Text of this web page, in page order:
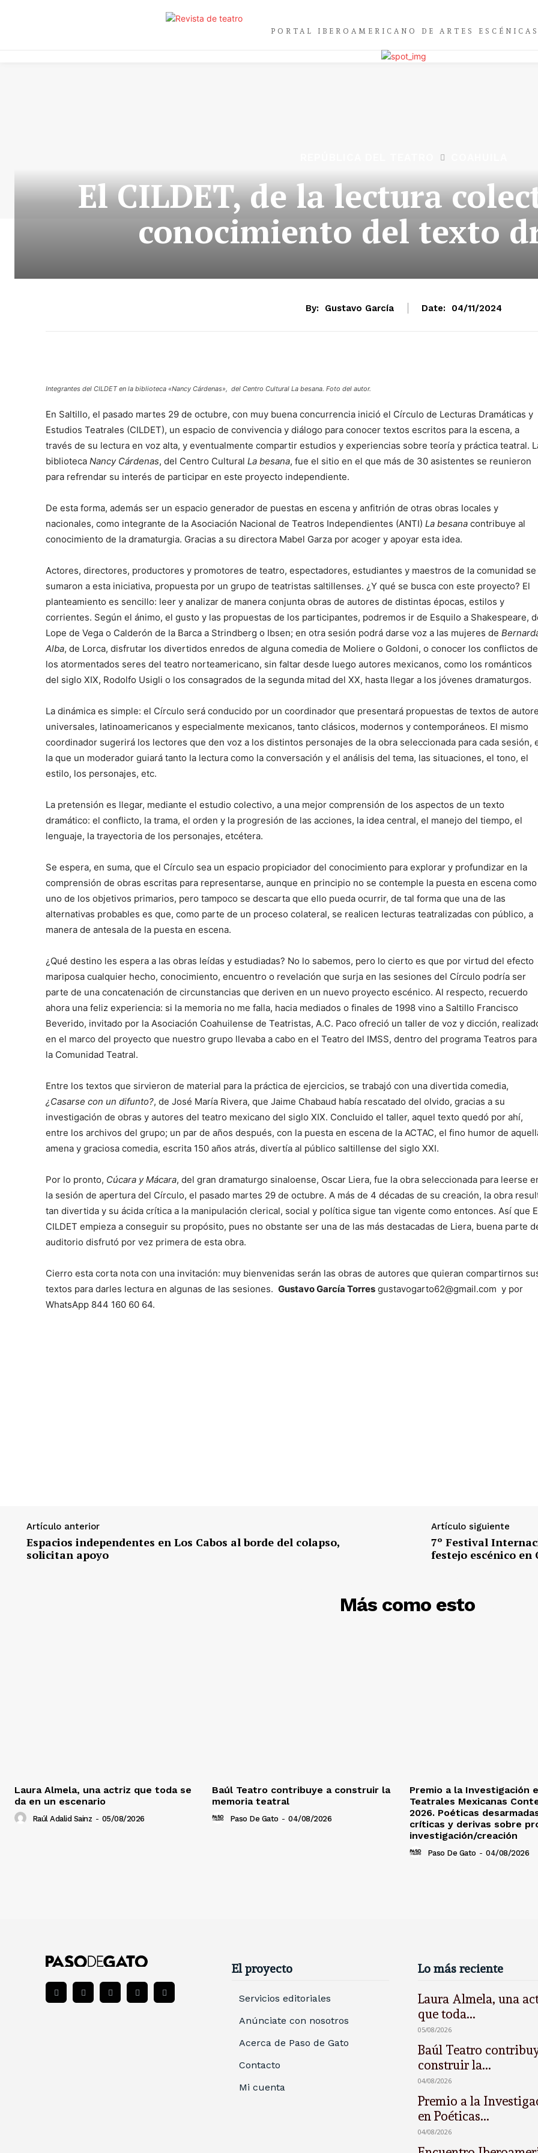
PORTAL IBEROAMERICANO DE ARTES ESCÉNICAS
El CILDET, de la lectura
conocimiento del texto
By: Gustavo García Date: 04/11/2024
Integrantes del CILDET en la biblioteca «Nancy Cárdenas», del Centro Cultural La besana. Foto del autor.
En Saltillo, el pasado martes 29 de octubre, con muy buena concurrencia inició el Círculo de Lecturas Dramáticas y
Estudios Teatrales (CILDET), un espacio de convivencia y diálogo para conocer textos escritos para la escena, a
través de su lectura en voz alta, y eventualmente compartir estudios y experiencias sobre teoría y práctica teatral.
biblioteca Nancy Cárdenas, del Centro Cultural La besana, fue el sitio en el que más de 30 asistentes se reunieron
para refrendar su interés de participar en este proyecto independiente.
De esta forma, además ser un espacio generador de puestas en escena y anfitrión de otras obras locales y
nacionales, como integrante de la Asociación Nacional de Teatros Independientes (ANTI) La besana contribuye al
conocimiento de la dramaturgia. Gracias a su directora Mabel Garza por acoger y apoyar esta idea.
Actores, directores, productores y promotores de teatro, espectadores, estudiantes y maestros de la comunidad se
sumaron a esta iniciativa, propuesta por un grupo de teatristas saltillenses. ¿Y qué se busca con este proyecto? El
planteamiento es sencillo: leer y analizar de manera conjunta obras de autores de distintas épocas, estilos y
corrientes. Según el ánimo, el gusto y las propuestas de los participantes, podremos ir de Esquilo a Shakespeare,
Lope de Vega o Calderón de la Barca a Strindberg o Ibsen; en otra sesión podrá darse voz a las mujeres de
Alba, de Lorca, disfrutar los divertidos enredos de alguna comedia de Moliere o Goldoni, o conocer los conflictos de
los atormentados seres del teatro norteamericano, sin faltar desde luego autores mexicanos, como los románticos
del siglo XIX, Rodolfo Usigli o los consagrados de la segunda mitad del XX, hasta llegar a los jóvenes dramaturgos.
La dinámica es simple: el Círculo será conducido por un coordinador que presentará propuestas de textos de
universales, latinoamericanos y especialmente mexicanos, tanto clásicos, modernos y contemporáneos. El mismo
coordinador sugerirá los lectores que den voz a los distintos personajes de la obra seleccionada para cada sesión,
la que un moderador guiará tanto la lectura como la conversación y el análisis del tema, las situaciones, el tono, el
estilo, los personajes, etc.
La pretensión es llegar, mediante el estudio colectivo, a una mejor comprensión de los aspectos de un texto
dramático: el conflicto, la trama, el orden y la progresión de las acciones, la idea central, el manejo del tiempo, el
lenguaje, la trayectoria de los personajes, etcétera.
Se espera, en suma, que el Círculo sea un espacio propiciador del conocimiento para explorar y profundizar en la
comprensión de obras escritas para representarse, aunque en principio no se contemple la puesta en escena como
uno de los objetivos primarios, pero tampoco se descarta que ello pueda ocurrir, de tal forma que una de las
alternativas probables es que, como parte de un proceso colateral, se realicen lecturas teatralizadas con público, a
manera de antesala de la puesta en escena.
¿Qué destino les espera a las obras leídas y estudiadas? No lo sabemos, pero lo cierto es que por virtud del efecto
mariposa cualquier hecho, conocimiento, encuentro o revelación que surja en las sesiones del Círculo podría ser
parte de una concatenación de circunstancias que deriven en un nuevo proyecto escénico. Al respecto, recuerdo
ahora una feliz experiencia: si la memoria no me falla, hacia mediados o finales de 1998 vino a Saltillo Francisco
Beverido, invitado por la Asociación Coahuilense de Teatristas, A.C. Paco ofreció un taller de voz y dicción,
en el marco del proyecto que nuestro grupo llevaba a cabo en el Teatro del IMSS, dentro del programa Teatros para
la Comunidad Teatral.
Entre los textos que sirvieron de material para la práctica de ejercicios, se trabajó con una divertida comedia,
¿Casarse con un difunto?, de José María Rivera, que Jaime Chabaud había rescatado del olvido, gracias a su
investigación de obras y autores del teatro mexicano del siglo XIX. Concluido el taller, aquel texto quedó por ahí,
entre los archivos del grupo; un par de años después, con la puesta en escena de la ACTAC, el fino humor de
amena y graciosa comedia, escrita 150 años atrás, divertía al público saltillense del siglo XXI.
Por lo pronto, Cúcara y Mácara, del gran dramaturgo sinaloense, Oscar Liera, fue la obra seleccionada para leerse
la sesión de apertura del Círculo, el pasado martes 29 de octubre. A más de 4 décadas de su creación, la obra
tan divertida y su ácida crítica a la manipulación clerical, social y política sigue tan vigente como entonces. Así que
CILDET empieza a conseguir su propósito, pues no obstante ser una de las más destacadas de Liera, buena parte
auditorio disfrutó por vez primera de esta obra.
Cierro esta corta nota con una invitación: muy bienvenidas serán las obras de autores que quieran compartirnos
textos para darles lectura en algunas de las sesiones. Gustavo García Torres gustavogarto62@gmail.com y por
WhatsApp 844 160 60 64.
Artículo anterior
Espacios independentes en Los Cabos al borde del colapso,
solicitan apoyo
Artículo siguiente
7º Festival
festejo escénico en
Más como esto
DESCUBRE
Laura Almela, una actriz que toda se
da en un escenario
Raúl Adalid Sainz - 05/08/2026
Baúl Teatro contribuye a construir la
memoria teatral
Paso De Gato - 04/08/2026
Premio a la Investigación
Teatrales Mexicanas
2026. Poéticas
críticas y derivas sobre
investigación/creación
Paso De Gato - 04/08/2026
El proyecto
Servicios editoriales
Anúnciate con nosotros
Acerca de Paso de Gato
Contacto
Mi cuenta
Lo más reciente
Laura Almela, una
que toda...
05/08/2026
Baúl Teatro
construir la...
04/08/2026
Premio a la
en Poéticas...
04/08/2026